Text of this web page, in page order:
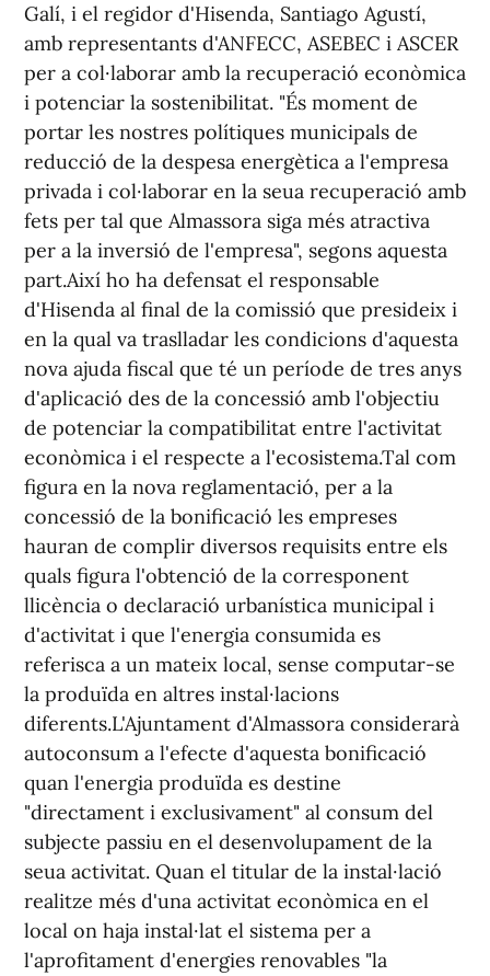
Galí, i el regidor d'Hisenda, Santiago Agustí,
amb representants d'ANFECC, ASEBEC i ASCER
per a col·laborar amb la recuperació econòmica
i potenciar la sostenibilitat. "És moment de
portar les nostres polítiques municipals de
reducció de la despesa energètica a l'empresa
privada i col·laborar en la seua recuperació amb
fets per tal que Almassora siga més atractiva
per a la inversió de l'empresa", segons aquesta
part.Així ho ha defensat el responsable
d'Hisenda al final de la comissió que presideix i
en la qual va traslladar les condicions d'aquesta
nova ajuda fiscal que té un període de tres anys
d'aplicació des de la concessió amb l'objectiu
de potenciar la compatibilitat entre l'activitat
econòmica i el respecte a l'ecosistema.Tal com
figura en la nova reglamentació, per a la
concessió de la bonificació les empreses
hauran de complir diversos requisits entre els
quals figura l'obtenció de la corresponent
llicència o declaració urbanística municipal i
d'activitat i que l'energia consumida es
referisca a un mateix local, sense computar-se
la produïda en altres instal·lacions
diferents.L'Ajuntament d'Almassora considerarà
autoconsum a l'efecte d'aquesta bonificació
quan l'energia produïda es destine
"directament i exclusivament" al consum del
subjecte passiu en el desenvolupament de la
seua activitat. Quan el titular de la instal·lació
realitze més d'una activitat econòmica en el
local on haja instal·lat el sistema per a
l'aprofitament d'energies renovables "la